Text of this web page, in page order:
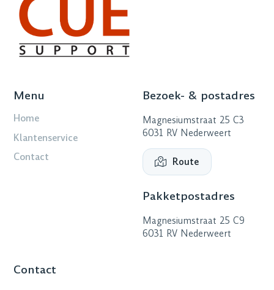
Menu
Home
Klantenservice
Contact
Bezoek- & postadres
Magnesiumstraat 25 C3
6031 RV Nederweert
Route
Pakketpostadres
Magnesiumstraat 25 C9
6031 RV Nederweert
Contact